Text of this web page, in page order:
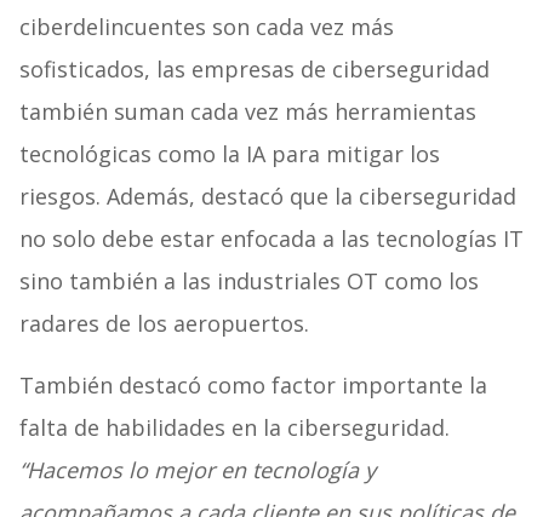
ciberdelincuentes son cada vez más
sofisticados, las empresas de ciberseguridad
también suman cada vez más herramientas
tecnológicas como la IA para mitigar los
riesgos. Además, destacó que la ciberseguridad
no solo debe estar enfocada a las tecnologías IT
sino también a las industriales OT como los
radares de los aeropuertos.
También destacó como factor importante la
falta de habilidades en la ciberseguridad.
“Hacemos lo mejor en tecnología y